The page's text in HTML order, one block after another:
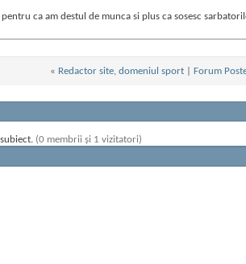
ca am destul de munca si plus ca sosesc
« Redactor site, domeniul sport Forum
(0 membrii și 1 vizitatori)